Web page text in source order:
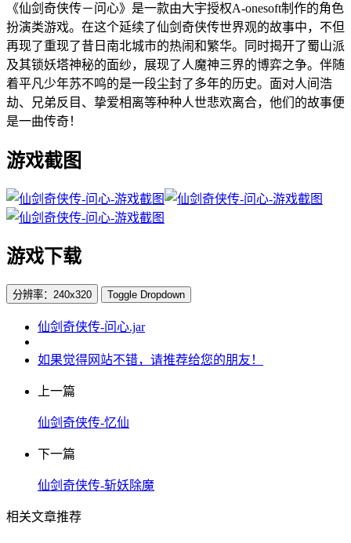
《仙剑奇侠传－问心》是一款由大宇授权A-onesoft制作的角色
扮演类游戏。在这个延续了仙剑奇侠传世界观的故事中，不但
再现了重现了昔日南北城市的热闹和繁华。同时揭开了蜀山派
及其锁妖塔神秘的面纱，展现了人魔神三界的博弈之争。伴随
着平凡少年苏不鸣的是一段尘封了多年的历史。面对人间浩
劫、兄弟反目、挚爱相离等种种人世悲欢离合，他们的故事便
是一曲传奇！
游戏截图
游戏下载
分辨率：240x320 Toggle Dropdown
仙剑奇侠传-问心.jar
如果觉得网站不错，请推荐给您的朋友！
上一篇
仙剑奇侠传-忆仙
下一篇
仙剑奇侠传-斩妖除魔
相关文章推荐